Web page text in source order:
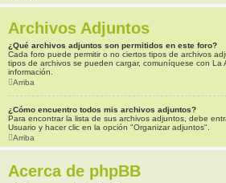
Archivos Adjuntos
¿Qué archivos adjuntos son permitidos en este foro?
Cada foro puede permitir o no ciertos tipos de archivos
tipos de archivos se pueden cargar, comuníquese con La
información.
Arriba
¿Cómo encuentro todos mis archivos adjuntos?
Para encontrar la lista de sus archivos adjuntos, debe
Usuario y hacer clic en la opción "Organizar adjuntos".
Arriba
Acerca de phpBB